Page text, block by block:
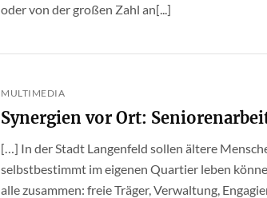
oder von der großen Zahl an[...]
MULTIMEDIA
Synergien vor Ort:
[…] In der Stadt Langenfeld sollen ältere
selbstbestimmt im eigenen Quartier leben
alle zusammen: freie Träger, Verwaltung,